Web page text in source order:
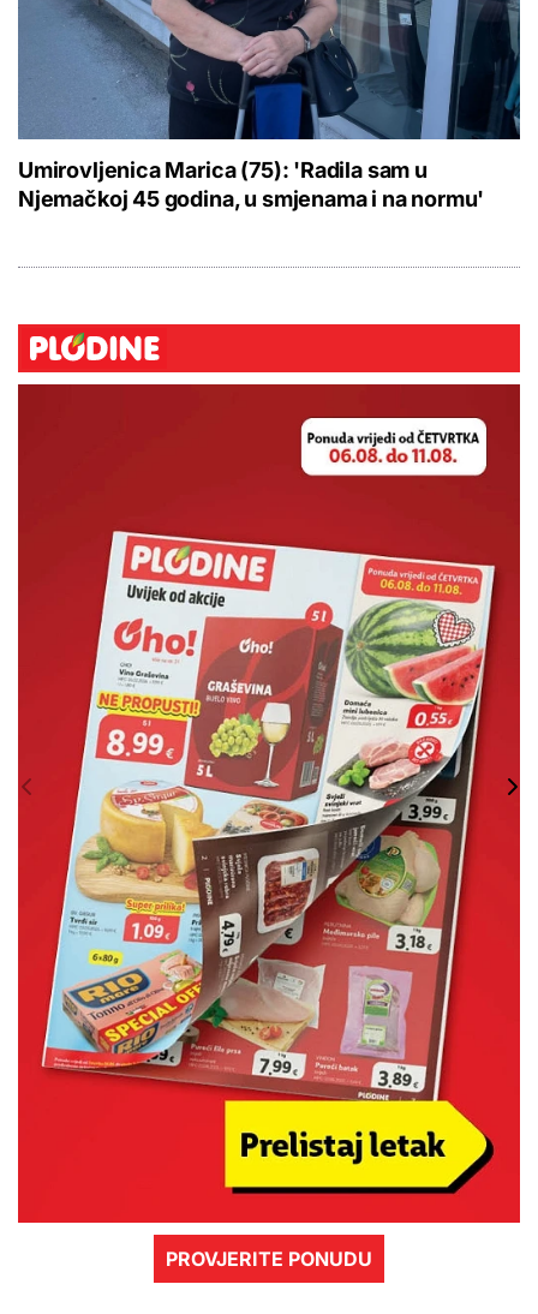
Umirovljenica Marica (75): 'Radila sam u
Njemačkoj 45 godina, u smjenama i na normu'
PROVJERITE PONUDU